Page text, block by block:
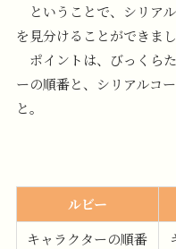
ということで、シリア
を見分けることができまし
ポイントは、びっくら
ーの順番と、シリアルコ
と。
ルビー
キャラクターの順番